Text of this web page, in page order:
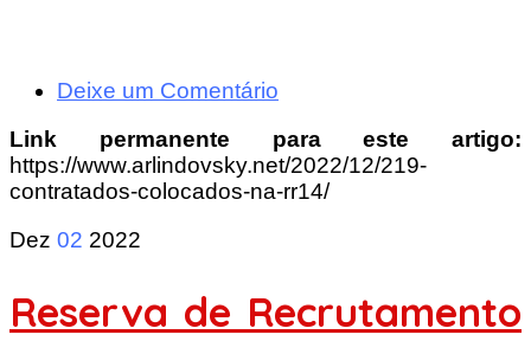
Deixe um Comentário
Link permanente para este artigo:
https://www.arlindovsky.net/2022/12/219-
contratados-colocados-na-rr14/
Dez 02 2022
Reserva de Recrutamento